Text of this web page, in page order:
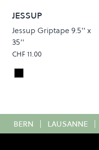
JESSUP
Jessup Griptape 9.5'' x
35''
CHF 11.00
Colour
Black
BERN | LAUSANNE |